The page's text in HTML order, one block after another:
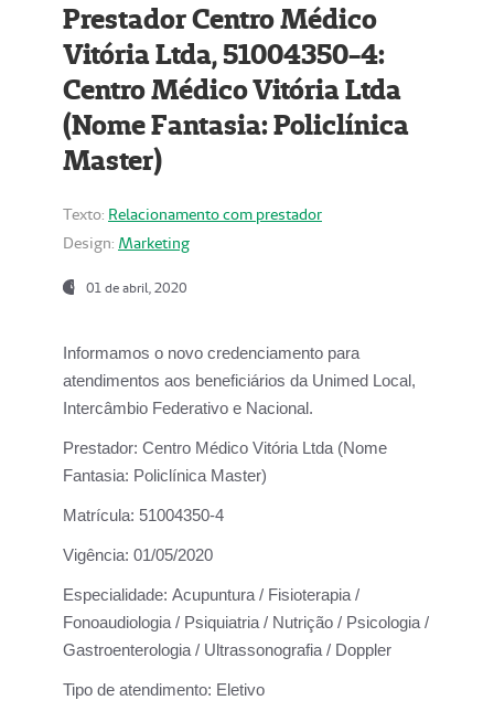
Prestador Centro Médico
Vitória Ltda, 51004350-4:
Centro Médico Vitória Ltda
(Nome Fantasia: Policlínica
Master)
Texto: Relacionamento com prestador
Design: Marketing
01 de abril, 2020
Informamos o novo credenciamento para
atendimentos aos beneficiários da Unimed Local,
Intercâmbio Federativo e Nacional.
Prestador: Centro Médico Vitória Ltda (Nome
Fantasia: Policlínica Master)
Matrícula: 51004350-4
Vigência: 01/05/2020
Especialidade: Acupuntura / Fisioterapia /
Fonoaudiologia / Psiquiatria / Nutrição / Psicologia /
Gastroenterologia / Ultrassonografia / Doppler
Tipo de atendimento: Eletivo